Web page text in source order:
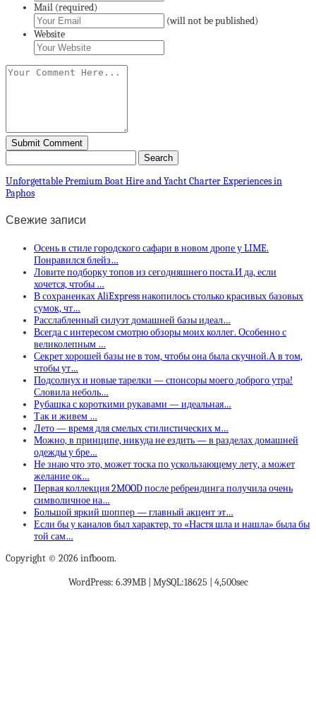
Mail (required)
(will not be published)
Website
Unforgettable Premium Boat Hire and Yacht Charter Experiences in
Paphos
Свежие записи
Осень в стиле городского сафари в новом дропе у LIME.
Понравился блейз…
Ловите подборку топов из сегодняшнего поста.И да, если
хочется, чтобы …
В сохраненках AliExpress накопилось столько красивых базовых
сумок, чт…
Расслабленный силуэт домашней базы идеал…
Всегда с интересом смотрю обзоры моих коллег. Особенно с
великолепным …
Секрет хорошей базы не в том, чтобы она была скучной.А в том,
чтобы ут…
Подсолнух и новые тарелки — спонсоры моего доброго утра!
Словила неболь…
Рубашка с короткими рукавами — идеальная…
Так и живем …
Лето — время для смелых стилистических м…
Можно, в принципе, никуда не ездить — в разделах домашней
одежды у бре…
Не знаю что это, может тоска по ускользающему лету, а может
желание ок…
Первая коллекция 2MOOD после ребрендинга получила очень
символичное на…
Большой яркий шоппер — главный акцент эт…
Если бы у каналов был характер, то «Настя шла и нашла» была бы
той сам…
Copyright © 2026 infboom.
WordPress: 6.39MB | MySQL:18625 | 4,500sec